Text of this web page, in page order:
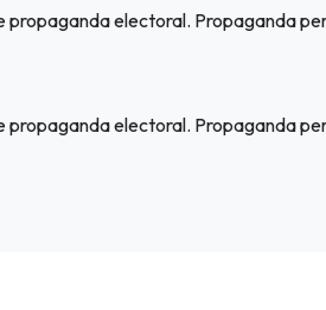
electoral. Propaganda
electoral. Propaganda